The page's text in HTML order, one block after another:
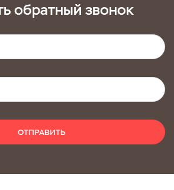
обратный звонок
ОТПРАВИТЬ